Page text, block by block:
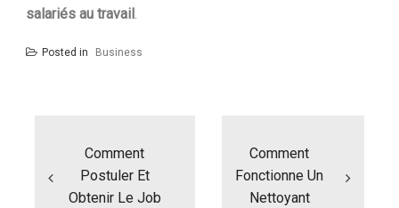
salariés au travail .
Posted in Business
Comment
Postuler Et
Obtenir Le Job
Comment
Fonctionne Un
Nettoyant